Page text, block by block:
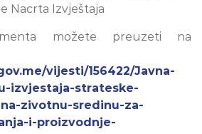
Nacrta Izvještaja
možete preuzeti na
vijesti/156422/Javna-
izvjestaja-strateske-
zivotnu-sredinu-za-
i-proizvodnje-